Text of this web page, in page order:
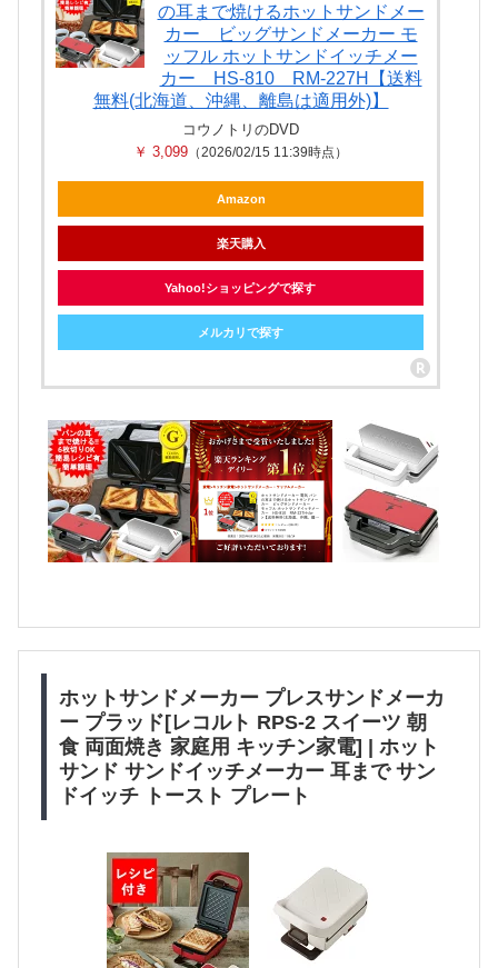
の耳まで焼けるホットサンドメー
カー ビッグサンドメーカー モ
ッフル ホットサンドイッチメー
カー HS-810 RM-227H【送料
無料(北海道、沖縄、離島は適用外)】
コウノトリのDVD
￥ 3,099 （2026/02/15 11:39時点）
Amazon
楽天購入
Yahoo!ショッピングで探す
メルカリで探す
ホットサンドメーカー プレスサンドメーカ
ー プラッド[レコルト RPS-2 スイーツ 朝
食 両面焼き 家庭用 キッチン家電] | ホット
サンド サンドイッチメーカー 耳まで サン
ドイッチ トースト プレート